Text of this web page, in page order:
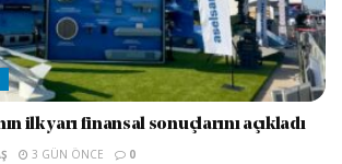
ilk yarı finansal sonuçlarını açıkladı
3 GÜN ÖNCE 0